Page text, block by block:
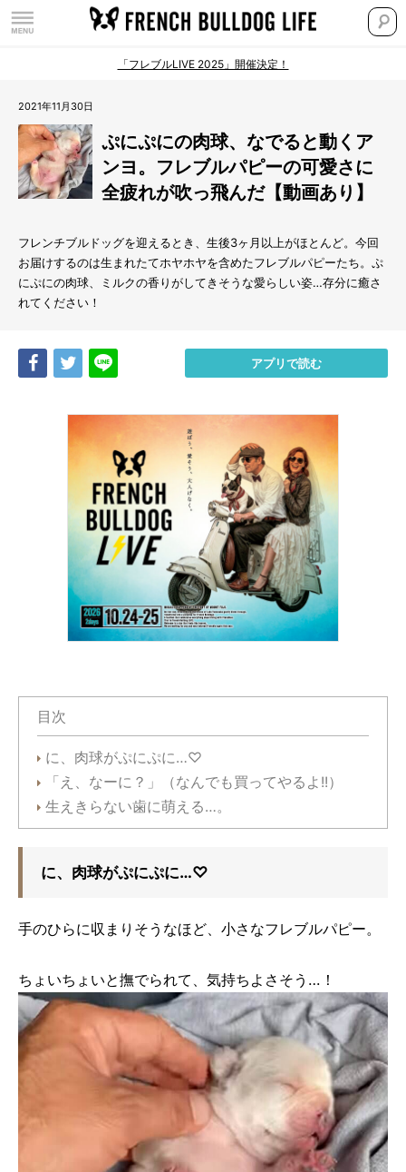
「フレブルLIVE 2025」開催決定！
2021年11月30日
ぷにぷにの肉球、なでると動くア
ンヨ。フレブルパピーの可愛さに
全疲れが吹っ飛んだ【動画あり】
フレンチブルドッグを迎えるとき、生後3ヶ月以上がほとんど。今回
お届けするのは生まれたてホヤホヤを含めたフレブルパピーたち。ぷ
にぷにの肉球、ミルクの香りがしてきそうな愛らしい姿…存分に癒さ
れてください！
Share Tweet アプリで読む
目次
に、肉球がぷにぷに…♡
「え、なーに？」（なんでも買ってやるよ!!）
生えきらない歯に萌える…。
に、肉球がぷにぷに…♡
手のひらに収まりそうなほど、小さなフレブルパピー。
ちょいちょいと撫でられて、気持ちよさそう…！